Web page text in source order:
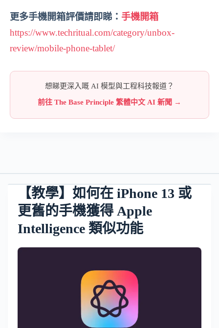
更多手機開箱評價請即睇： 手機開箱
https://www.techritual.com/category/unbox-
review/mobile-phone-tablet/
想睇更深入嘅 AI 模型與工程科技報道？
前往 The Base Principle 繁體中文 AI 新聞 →
【教學】如何在 iPhone 13 或
更舊的手機獲得 Apple
Intelligence 類似功能